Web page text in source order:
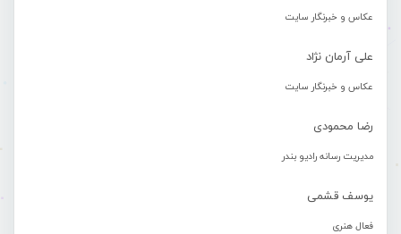
عکاس و خبرنگار سایت
علی آرمان نژاد
عکاس و خبرنگار سایت
رضا محمودی
مدیریت رسانه رادیو بندر
یوسف قشمی
فعال هنری